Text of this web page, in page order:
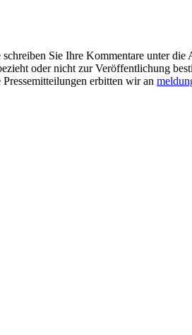
Sie Ihre Kommentare unter die
oder nicht zur Veröffentlichung
erbitten wir an